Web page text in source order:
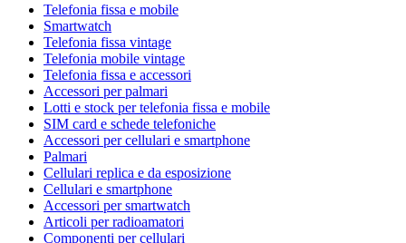
Telefonia fissa e mobile
Smartwatch
Telefonia fissa vintage
Telefonia mobile vintage
Telefonia fissa e accessori
Accessori per palmari
Lotti e stock per telefonia fissa e mobile
SIM card e schede telefoniche
Accessori per cellulari e smartphone
Palmari
Cellulari replica e da esposizione
Cellulari e smartphone
Accessori per smartwatch
Articoli per radioamatori
Componenti per cellulari